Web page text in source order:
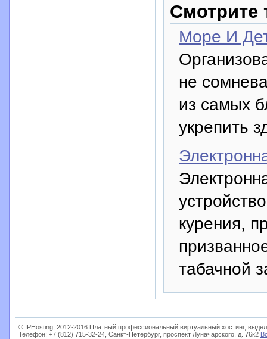
Смотрите
Море И
не
из самых
укрепить
курения,
табачной
© IPHosting, 2012-2016 Платный профессиональный виртуальный хостинг,
Телефон: +7 (812) 715-32-24, Санкт-Петербург, проспект Луначарского, д. 76к2